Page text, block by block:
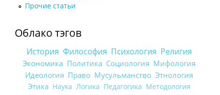
Прочие статьи
Облако тэгов
История Философия Психология Религия
Экономика Политика Социология Мифология
Идеология Право Мусульманство Этнология
Этика Наука Логика Педагогика Методология